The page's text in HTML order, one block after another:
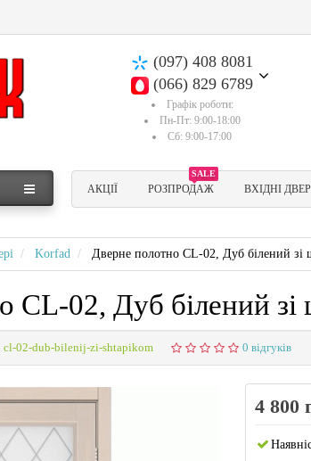
(097) 408 8081
(066) 829 6789
Графік роботи:
Пн-Пт: 9:00-18:00
Сб: 9:00-17:00
АКЦІЇ
SALE
РОЗПРОДАЖ ВХІДНІ
Korfad Дверне полотно CL-02, Дуб білений зі
CL-02, Дуб білений зі
cl-02-dub-bilenij-zi-shtapikom 0 відгуків
4 800